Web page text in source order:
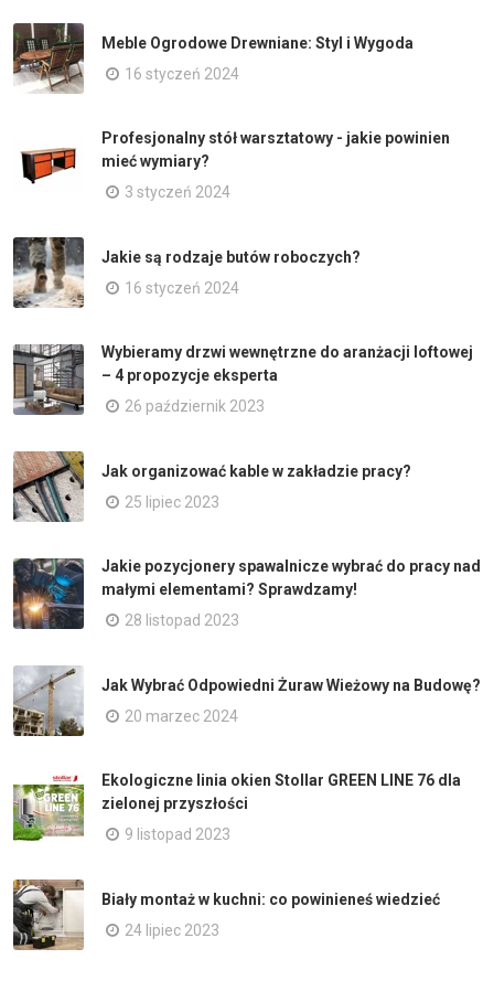
Meble Ogrodowe Drewniane: Styl i Wygoda
16 styczeń 2024
Profesjonalny stół warsztatowy - jakie powinien
mieć wymiary?
3 styczeń 2024
Jakie są rodzaje butów roboczych?
16 styczeń 2024
Wybieramy drzwi wewnętrzne do aranżacji loftowej
– 4 propozycje eksperta
26 październik 2023
Jak organizować kable w zakładzie pracy?
25 lipiec 2023
Jakie pozycjonery spawalnicze wybrać do pracy nad
małymi elementami? Sprawdzamy!
28 listopad 2023
Jak Wybrać Odpowiedni Żuraw Wieżowy na Budowę?
20 marzec 2024
Ekologiczne linia okien Stollar GREEN LINE 76 dla
zielonej przyszłości
9 listopad 2023
Biały montaż w kuchni: co powinieneś wiedzieć
24 lipiec 2023